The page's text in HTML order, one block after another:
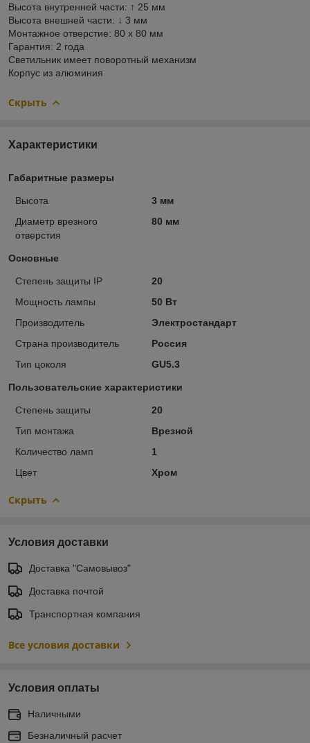
Высота внутренней части: ↑ 25 мм
Высота внешней части: ↓ 3 мм
Монтажное отверстие: 80 х 80 мм
Гарантия: 2 года
Светильник имеет поворотный механизм
Корпус из алюминия
Скрыть
Характеристики
Габаритные размеры
Высота
3 мм
Диаметр врезного
отверстия
80 мм
Основные
Степень защиты IP
20
Мощность лампы
50 Вт
Производитель
Электростандарт
Страна производитель
Россия
Тип цоколя
GU5.3
Пользовательские характеристики
Степень защиты
20
Тип монтажа
Врезной
Количество ламп
1
Цвет
Хром
Скрыть
Условия доставки
Доставка "Самовывоз"
Доставка почтой
Транспортная компания
Все условия доставки
Условия оплаты
Наличными
Безналичный расчет